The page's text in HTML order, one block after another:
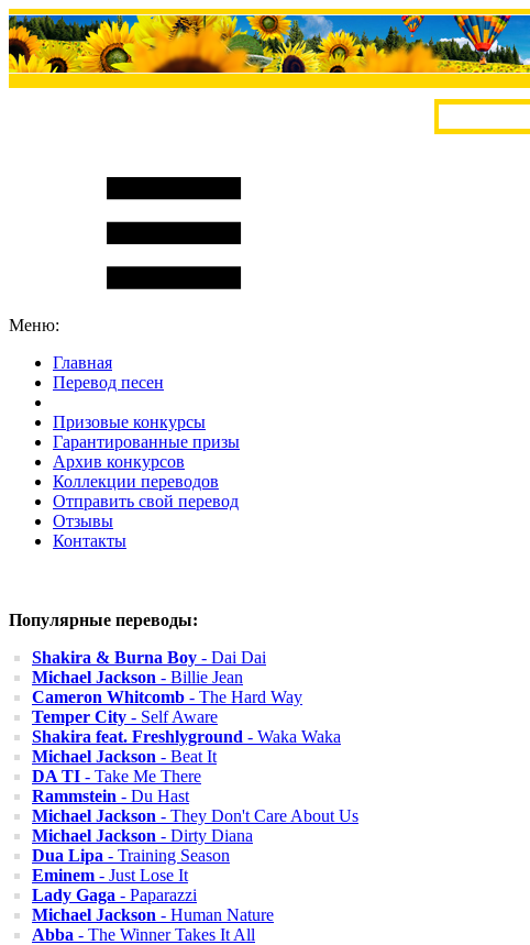
Меню:
Главная
Перевод песен
Призовые конкурсы
Гарантированные призы
Архив конкурсов
Коллекции переводов
Отправить свой перевод
Отзывы
Контакты
Популярные переводы:
Shakira & Burna Boy - Dai Dai
Michael Jackson - Billie Jean
Cameron Whitcomb - The Hard Way
Temper City - Self Aware
Shakira feat. Freshlyground - Waka Waka
Michael Jackson - Beat It
DA TI - Take Me There
Rammstein - Du Hast
Michael Jackson - They Don't Care About Us
Michael Jackson - Dirty Diana
Dua Lipa - Training Season
Eminem - Just Lose It
Lady Gaga - Paparazzi
Michael Jackson - Human Nature
Abba - The Winner Takes It All